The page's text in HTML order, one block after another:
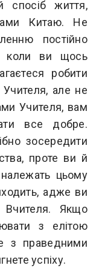
спосіб життя,
Китаю. Не
постійно
коли ви щось
робити
але не
Учителя, вам
все добре.
зосередити
проте ви й
цьому
адже ви
Вчителя. Якщо
з елітою
з праведними
успіху.